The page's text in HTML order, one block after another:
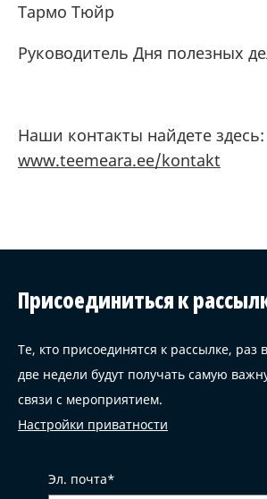
Тармо Тюйр
Руководитель Дня полезных
Наши контакты найдете здесь:
www.teemeara.ee/kontakt
Присоединиться к
Те, кто присоединятся к рассылке, раз
две недели будут получать самую
связи с мероприятием.
Настройки приватности
Эл. почта